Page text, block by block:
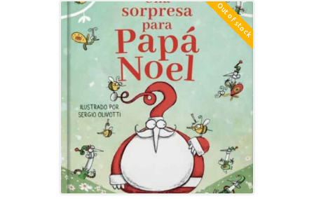
Out of stock